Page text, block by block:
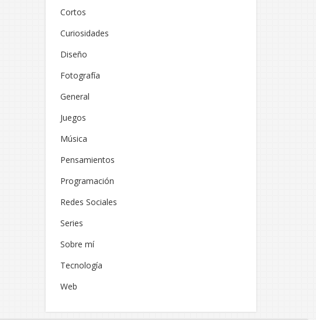
Cortos
Curiosidades
Diseño
Fotografía
General
Juegos
Música
Pensamientos
Programación
Redes Sociales
Series
Sobre mí
Tecnología
Web